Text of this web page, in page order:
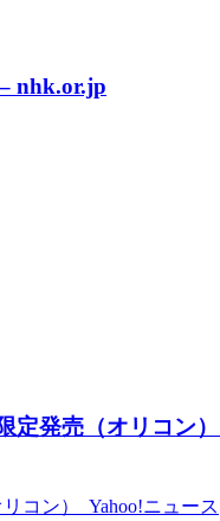
nhk.or.jp
定発売（オリコン
コン） Yahoo!ニュース